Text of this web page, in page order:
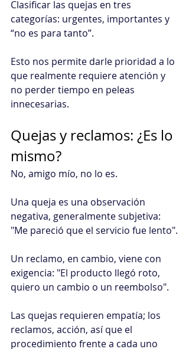
Clasificar las quejas en tres
categorías: urgentes, importantes y
“no es para tanto”.
Esto nos permite darle prioridad a lo
que realmente requiere atención y
no perder tiempo en peleas
innecesarias.
Quejas y reclamos: ¿Es lo
mismo?
No, amigo mío, no lo es.
Una queja es una observación
negativa, generalmente subjetiva:
"Me pareció que el servicio fue lento".
Un reclamo, en cambio, viene con
exigencia: "El producto llegó roto,
quiero un cambio o un reembolso".
Las quejas requieren empatía; los
reclamos, acción, así que el
procedimiento frente a cada uno